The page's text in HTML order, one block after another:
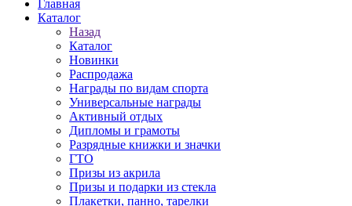
Главная
Каталог
Назад
Каталог
Новинки
Распродажа
Награды по видам спорта
Универсальные награды
Активный отдых
Дипломы и грамоты
Разрядные книжки и значки
ГТО
Призы из акрила
Призы и подарки из стекла
Плакетки, панно, тарелки